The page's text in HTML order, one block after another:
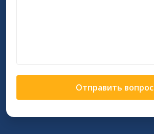
Отправить вопрос